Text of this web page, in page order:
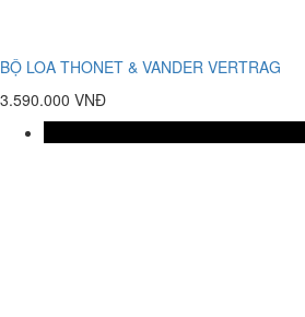
BỘ LOA THONET & VANDER VERTRAG
3.590.000 VNĐ